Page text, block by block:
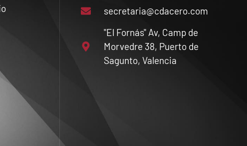
secretaria@cdacero.com
"El Fornás" Av, Camp de
Morvedre 38, Puerto de
Sagunto, Valencia